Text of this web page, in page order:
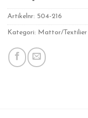
Artikelnr: 504-216
Kategori: Mattor/Textilier